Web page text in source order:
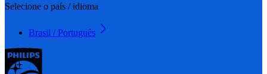
Selecione o país / idioma
Brasil / Português